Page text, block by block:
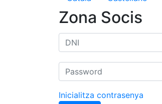
Zona Socis
Inicialitza contrasenya